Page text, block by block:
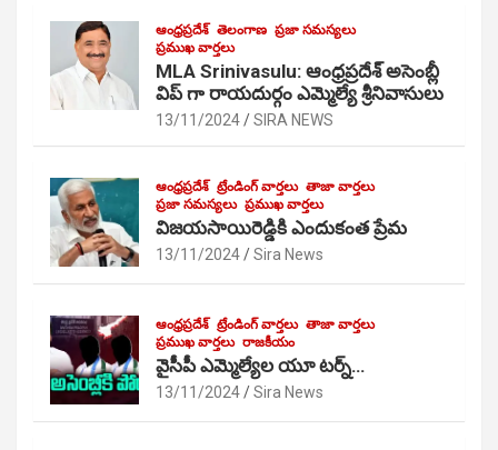
ఆంధ్రప్రదేశ్ తెలంగాణ ప్రజా సమస్యలు
ప్రముఖ వార్తలు
MLA Srinivasulu: ఆంధ్రప్రదేశ్ అసెంబ్లీ
విప్ గా రాయదుర్గం ఎమ్మెల్యే శ్రీనివాసులు
13/11/2024 SIRA NEWS
ఆంధ్రప్రదేశ్ ట్రేండింగ్ వార్తలు తాజా వార్తలు
ప్రజా సమస్యలు ప్రముఖ వార్తలు
విజయసాయిరెడ్డికి ఎందుకంత ప్రేమ
13/11/2024 Sira News
ఆంధ్రప్రదేశ్ ట్రేండింగ్ వార్తలు తాజా వార్తలు
ప్రముఖ వార్తలు రాజకీయం
వైసీపీ ఎమ్మెల్యేల యూ టర్న్…
13/11/2024 Sira News